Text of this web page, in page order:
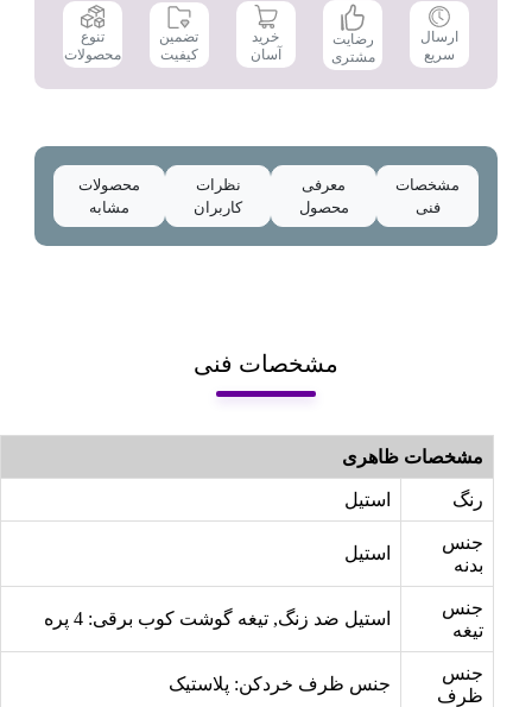
ارسال
سریع
رضایت
مشتری
خرید
آسان
تضمین
کیفیت
تنوع
محصولات
مشخصات
فنی
معرفی
محصول
نظرات
کاربران
محصولات
مشابه
مشخصات فنی
مشخصات ظاهری
رنگ استیل
جنس
بدنه
استیل
جنس
تیغه
استیل ضد زنگ, تیغه گوشت کوب برقی: 4 پره
جنس
ظرف
جنس ظرف خردکن: پلاستیک